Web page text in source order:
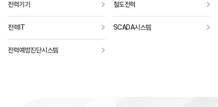
전력기기 철도전력
전력IT SCADA시스템
전력예방진단시스템